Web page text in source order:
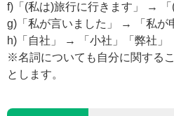
f)「(私は)旅行に行きます」 → 「
g)「私が言いました」 → 「私が
h)「自社」 → 「小社」「弊社」
※名詞についても自分に関する
とします。